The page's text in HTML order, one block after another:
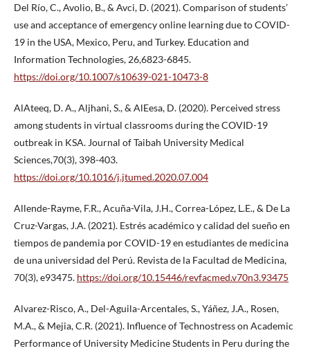
Del Río, C., Avolio, B., & Avci, D. (2021). Comparison of students’
use and acceptance of emergency online learning due to COVID-
19 in the USA, Mexico, Peru, and Turkey. Education and
Information Technologies, 26,6823-6845.
https://doi.org/10.1007/s10639-021-10473-8
AlAteeq, D. A., Aljhani, S., & AlEesa, D. (2020). Perceived stress
among students in virtual classrooms during the COVID-19
outbreak in KSA. Journal of Taibah University Medical
Sciences,70(3), 398-403.
https://doi.org/10.1016/j.jtumed.2020.07.004
Allende-Rayme, F.R., Acuña-Vila, J.H., Correa-López, L.E., & De La
Cruz-Vargas, J.A. (2021). Estrés académico y calidad del sueño en
tiempos de pandemia por COVID-19 en estudiantes de medicina
de una universidad del Perú. Revista de la Facultad de Medicina,
70(3), e93475. https://doi.org/10.15446/revfacmed.v70n3.93475
Alvarez-Risco, A., Del-Aguila-Arcentales, S., Yáñez, J.A., Rosen,
M.A., & Mejia, C.R. (2021). Influence of Technostress on Academic
Performance of University Medicine Students in Peru during the